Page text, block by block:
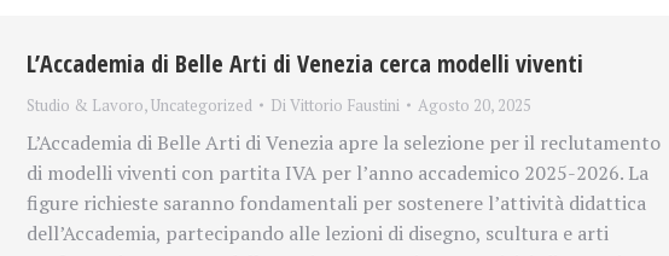
L’Accademia di Belle Arti di Venezia cerca modelli viventi
Studio & Lavoro,Uncategorized Di Vittorio Faustini Agosto 20, 2025
L’Accademia di Belle Arti di Venezia apre la selezione per il reclutamento
di modelli viventi con partita IVA per l’anno accademico 2025-2026. La
figure richieste saranno fondamentali per sostenere l’attività didattica
dell’Accademia, partecipando alle lezioni di disegno, scultura e arti